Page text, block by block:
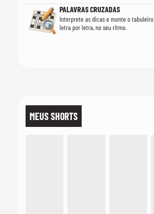
PALAVRAS CRUZADAS
Interprete as dicas e monte o tabuleiro
letra por letra, no seu ritmo.
MEUS SHORTS